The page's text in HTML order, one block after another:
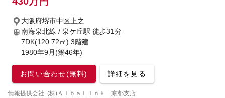
大阪府堺市中区上之
南海泉北線 / 泉ケ丘駅 徒歩31分
7DK(120.72㎡) 3階建
1980年9月(築46年)
お問い合わせ(無料) 詳細を見る
情報提供会社: (株)ＡｌｂａＬｉｎｋ 京都支店